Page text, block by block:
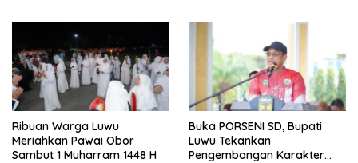
Ribuan Warga Luwu
Meriahkan Pawai Obor
Sambut 1 Muharram 1448 H
Buka PORSENI SD, Bupati
Luwu Tekankan
Pengembangan Karakter